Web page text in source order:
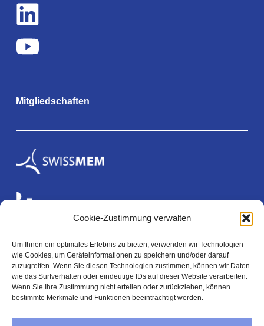
Cookie-Zustimmung verwalten
Um Ihnen ein optimales Erlebnis zu bieten, verwenden wir Technologien
wie Cookies, um Geräteinformationen zu speichern und/oder darauf
zuzugreifen. Wenn Sie diesen Technologien zustimmen, können wir Daten
wie das Surfverhalten oder eindeutige IDs auf dieser Website verarbeiten.
Wenn Sie Ihre Zustimmung nicht erteilen oder zurückziehen, können
bestimmte Merkmale und Funktionen beeinträchtigt werden.
Mitgliedschaften
Rechtliches
Impressum